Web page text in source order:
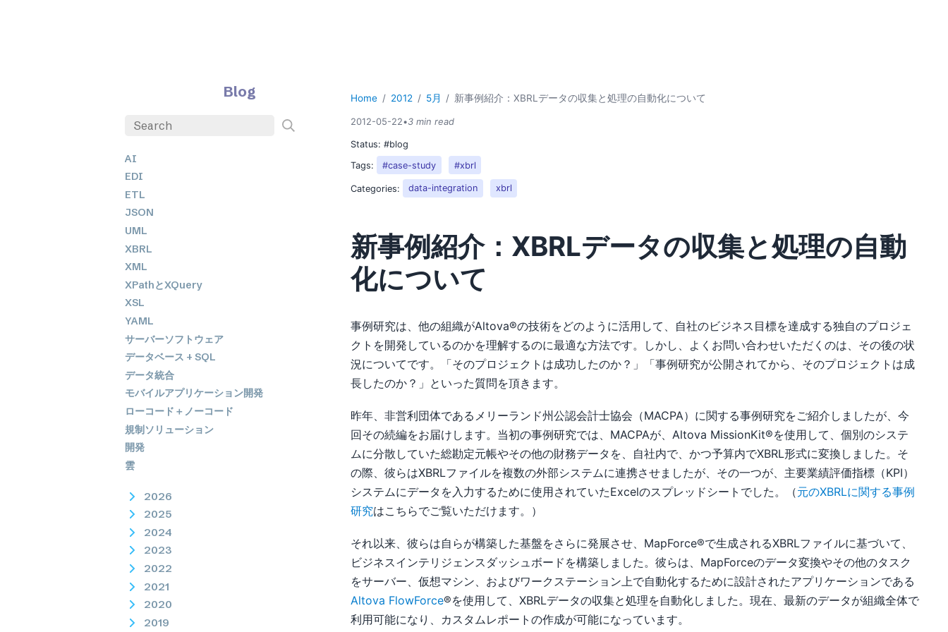
Blog
AI
EDI
ETL
JSON
UML
XBRL
XML
XPathとXQuery
XSL
YAML
サーバーソフトウェア
データベース + SQL
データ統合
モバイルアプリケーション開発
ローコード＋ノーコード
規制ソリューション
開発
雲
2026
2025
2024
2023
2022
2021
2020
2019
Home 2012 5月 新事例紹介：XBRLデータの収集と処理の自動化について
2012-05-22•3 min read
Status:#blog
Tags:
#case-study #xbrl
Categories: data-integration xbrl
新事例紹介：XBRLデータの収集と処理の自動
化について
事例研究は、他の組織がAltova®の技術をどのように活用して、自社のビジネス目標を達成する独自のプロジェ
クトを開発しているのかを理解するのに最適な方法です。しかし、よくお問い合わせいただくのは、その後の状
況についてです。「そのプロジェクトは成功したのか？」「事例研究が公開されてから、そのプロジェクトは成
長したのか？」といった質問を頂きます。
昨年、非営利団体であるメリーランド州公認会計士協会（MACPA）に関する事例研究をご紹介しましたが、今
回その続編をお届けします。当初の事例研究では、MACPAが、Altova MissionKit®を使用して、個別のシステ
ムに分散していた総勘定元帳やその他の財務データを、自社内で、かつ予算内でXBRL形式に変換しました。そ
の際、彼らはXBRLファイルを複数の外部システムに連携させましたが、その一つが、主要業績評価指標（KPI）
システムにデータを入力するために使用されていたExcelのスプレッドシートでした。（元のXBRLに関する事例
研究はこちらでご覧いただけます。）
それ以来、彼らは自らが構築した基盤をさらに発展させ、MapForce®で生成されるXBRLファイルに基づいて、
ビジネスインテリジェンスダッシュボードを構築しました。彼らは、MapForceのデータ変換やその他のタスク
をサーバー、仮想マシン、およびワークステーション上で自動化するために設計されたアプリケーションである
Altova FlowForce®を使用して、XBRLデータの収集と処理を自動化しました。現在、最新のデータが組織全体で
利用可能になり、カスタムレポートの作成が可能になっています。